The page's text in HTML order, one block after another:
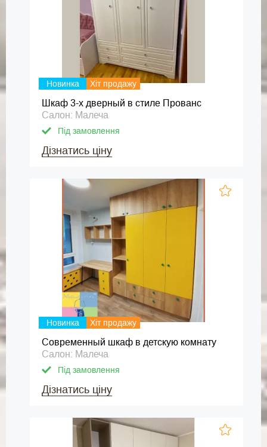
Новинка Хіт продажу
Шкаф 3-х дверный в стиле Прованс
Салон: Малеча
Під замовлення
Дізнатись ціну
Новинка Хіт продажу
Современный шкаф в детскую комнату
Салон: Малеча
Під замовлення
Дізнатись ціну